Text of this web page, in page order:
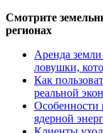
Смотрите
регионах
Аренда
ловушки,
Как
реальной
Особенности
ядерной